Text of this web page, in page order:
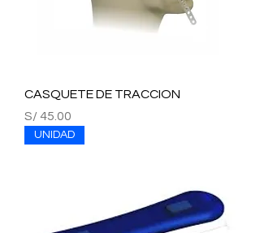
CASQUETE DE TRACCION
Precio
S/ 45.00
UNIDAD